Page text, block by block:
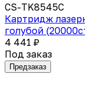
CS-TK8545C
Картридж
голубой
4 441 ₽
Под заказ
Предзаказ